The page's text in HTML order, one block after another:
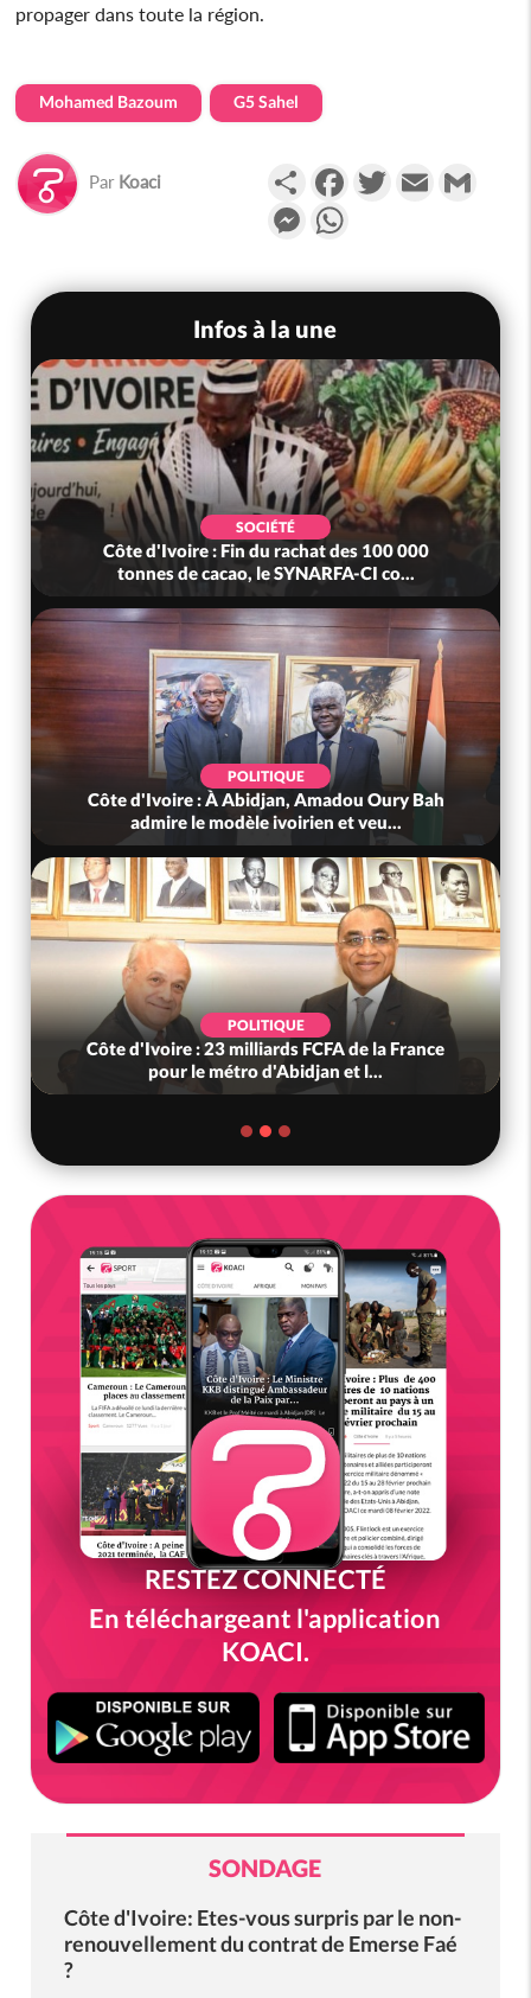
propager dans toute la région.
Mohamed Bazoum G5 Sahel
Par Koaci PartagerFacebookTwitterEmail
Messenger
Infos à la une
SOCIÉTÉ
Côte d'Ivoire : Fin du rachat des 100 000
tonnes de cacao, le SYNARFA-CI co...
POLITIQUE
Côte d'Ivoire : À Abidjan, Amadou Oury Bah
admire le modèle ivoirien et veu...
POLITIQUE
Côte d'Ivoire : 23 milliards FCFA de la France
pour le métro d'Abidjan et l...
RESTEZ CONNECTÉ
En téléchargeant l'application
KOACI.
SONDAGE
Côte d'Ivoire: Etes-vous surpris par le non-
renouvellement du contrat de Emerse Faé
?